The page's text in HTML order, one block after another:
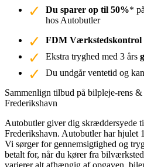
Du sparer op til 50%*
hos Autobutler
FDM Værkstedskontrol
Ekstra tryghed med 3 års
Du undgår ventetid og
Sammenlign tilbud på bilpleje-rens
Frederikshavn
Autobutler giver dig skræddersyede
Frederikshavn. Autobutler har hjulet
Vi sørger for gennemsigtighed og
betalt for, når du kører fra
varierer alt afhængig af opgaven,